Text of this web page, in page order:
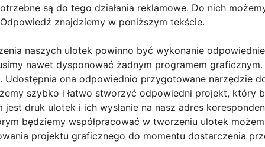
są do tego działania reklamowe. Do nich
znajdziemy w poniższym tekście.
naszych ulotek powinno być wykonanie
nawet dysponować żadnym programem
Udostępnia ona odpowiednio przygotowane narzędzie
szybko i łatwo stworzyć odpowiedni projekt, który
jest druk ulotek i ich wysłanie na nasz adres
będziemy współpracować w tworzeniu ulotek
projektu graficznego do momentu dostarczenia